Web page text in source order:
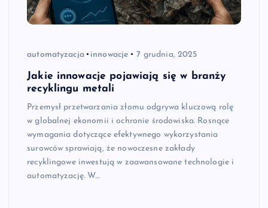
automatyzacja innowacje 7 grudnia, 2025
Jakie innowacje pojawiają się w branży
recyklingu metali
Przemysł przetwarzania złomu odgrywa kluczową rolę
w globalnej ekonomii i ochronie środowiska. Rosnące
wymagania dotyczące efektywnego wykorzystania
surowców sprawiają, że nowoczesne zakłady
recyklingowe inwestują w zaawansowane technologie i
automatyzację. W…